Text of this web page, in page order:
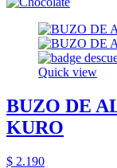
Quick view
BUZO DE
KURO
$ 2.190